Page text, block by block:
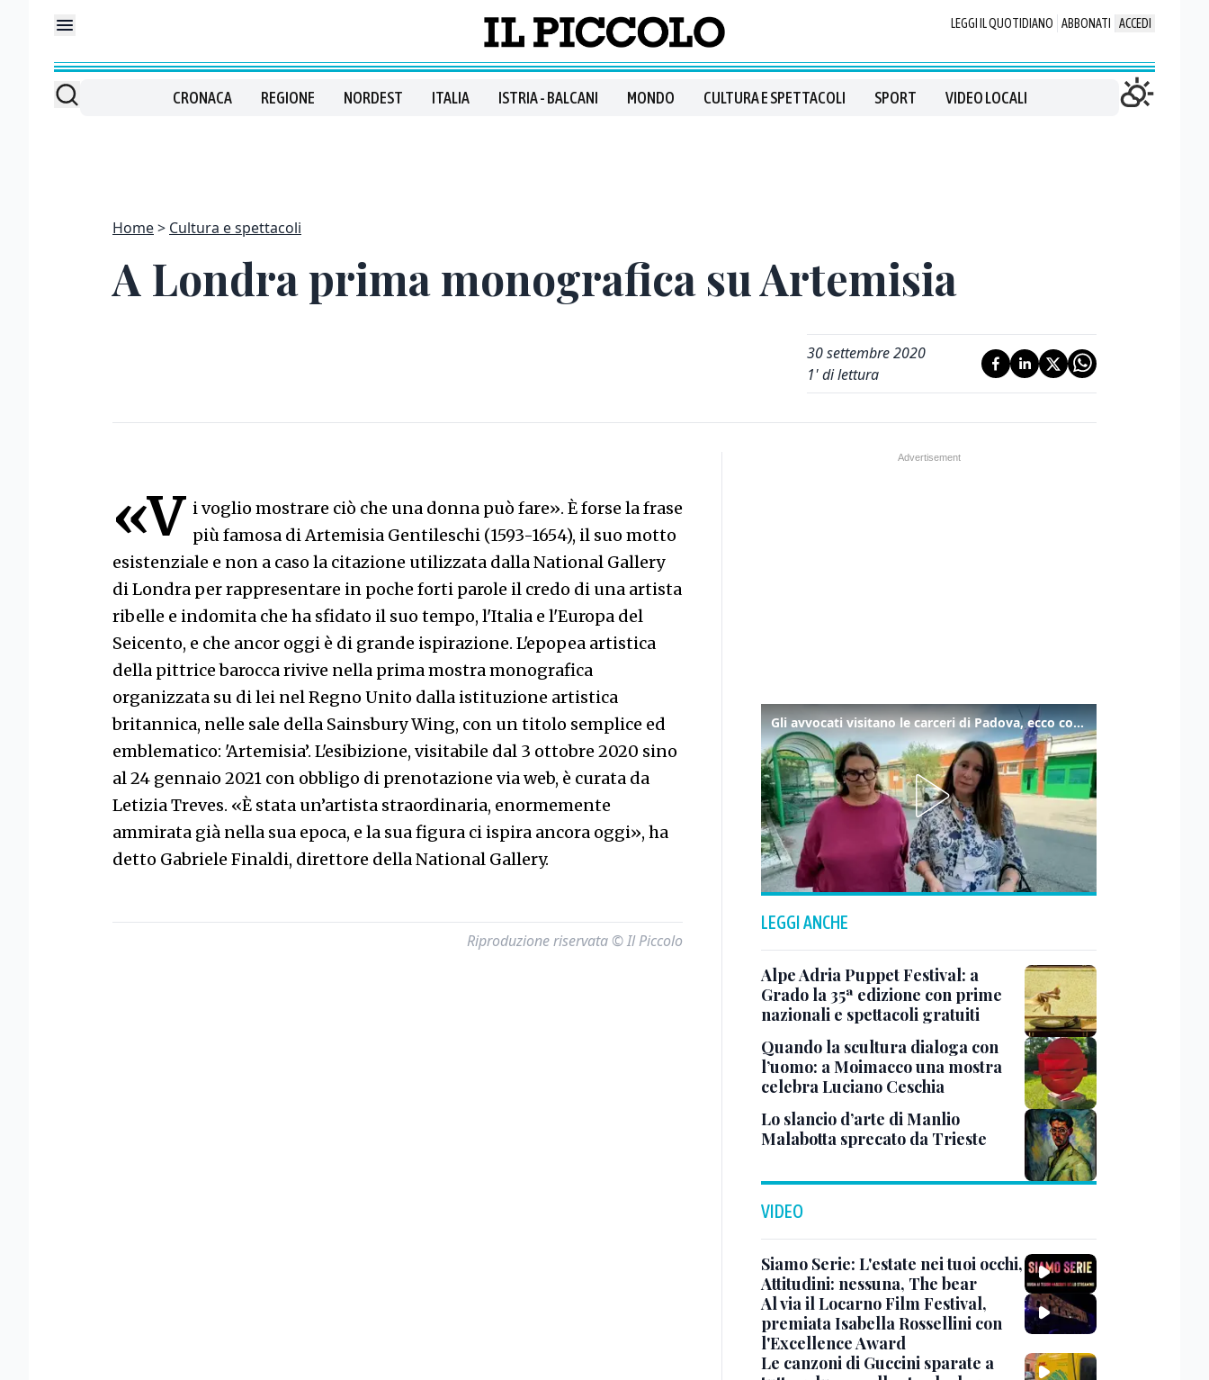
LEGGI IL QUOTIDIANO ABBONATI ACCEDI
CRONACA REGIONE NORDEST ITALIA ISTRIA - BALCANI MONDO CULTURA E SPETTACOLI SPORT VIDEO LOCALI
Home Cultura e spettacoli
A Londra prima monografica su Artemisia
30 settembre 2020
1' di lettura
«V i voglio mostrare ciò che una donna può fare». È forse la frase
più famosa di Artemisia Gentileschi (1593-1654), il suo motto
esistenziale e non a caso la citazione utilizzata dalla National Gallery
di Londra per rappresentare in poche forti parole il credo di una artista
ribelle e indomita che ha sfidato il suo tempo, l'Italia e l'Europa del
Seicento, e che ancor oggi è di grande ispirazione. L'epopea artistica
della pittrice barocca rivive nella prima mostra monografica
organizzata su di lei nel Regno Unito dalla istituzione artistica
britannica, nelle sale della Sainsbury Wing, con un titolo semplice ed
emblematico: 'Artemisia’. L'esibizione, visitabile dal 3 ottobre 2020 sino
al 24 gennaio 2021 con obbligo di prenotazione via web, è curata da
Letizia Treves. «È stata un’artista straordinaria, enormemente
ammirata già nella sua epoca, e la sua figura ci ispira ancora oggi», ha
detto Gabriele Finaldi, direttore della National Gallery.
Riproduzione riservata © Il Piccolo
Gli avvocati visitano le carceri di Padova, ecco cosa hanno trovato
LEGGI ANCHE
Alpe Adria Puppet Festival: a
Grado la 35ª edizione con prime
nazionali e spettacoli gratuiti
Quando la scultura dialoga con
l’uomo: a Moimacco una mostra
celebra Luciano Ceschia
Lo slancio d’arte di Manlio
Malabotta sprecato da Trieste
VIDEO
Siamo Serie: L'estate nei tuoi occhi,
Attitudini: nessuna, The bear
Al via il Locarno Film Festival,
premiata Isabella Rossellini con
l'Excellence Award
Le canzoni di Guccini sparate a